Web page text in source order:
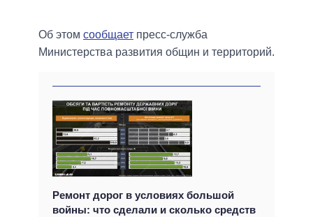
Об этом сообщает пресс-служба
Министерства развития общин и территорий.
Ремонт дорог в условиях большой
войны: что сделали и сколько средств